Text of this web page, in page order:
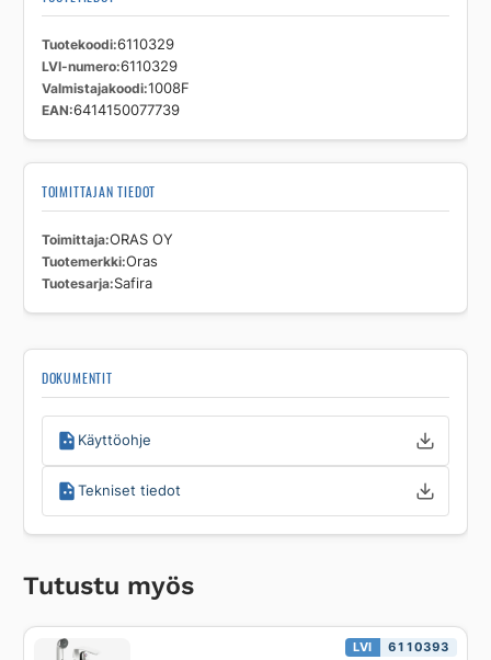
Tuotekoodi 6110329
LVI-numero 6110329
Valmistajakoodi 1008F
EAN 6414150077739
TOIMITTAJAN TIEDOT
Toimittaja ORAS OY
Tuotemerkki Oras
Tuotesarja Safira
DOKUMENTIT
Käyttöohje
Tekniset tiedot
Tutustu myös
LVI 6110393